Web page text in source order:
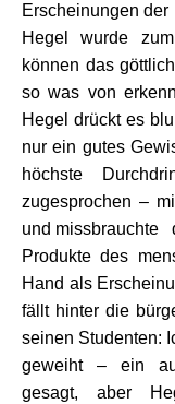
Erscheinungen
Hegel wurde
können das
so was von
Hegel drückt es
nur ein gutes
höchste
zugesprochen –
und missbrauchte
Produkte des
Hand als
fällt hinter die
seinen Studenten:
geweiht – ein
gesagt, aber